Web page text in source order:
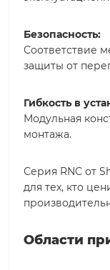
Безопасность:
Соответствие
защиты от
Гибкость в
Модульная
монтажа.
Серия RNC от
для тех, кто
Области